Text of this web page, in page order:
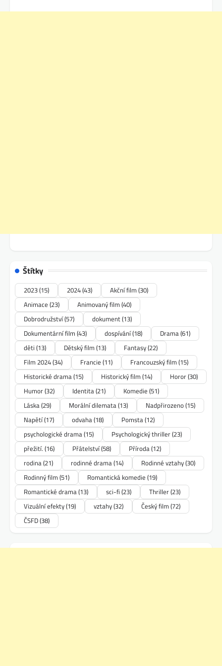
Štítky
2023(15) 2024(43) Akční film (30)
Animace (23) Animovaný film (40)
Dobrodružství(57) dokument(13)
Dokumentární film (43) dospívání(18) Drama(61)
děti (13) Dětský film (13) Fantasy(22)
Film 2024(34) Francie (11) Francouzský film (15)
Historické drama(15) Historický film (14) Horor(30)
Humor(32) Identita(21) Komedie (51)
Láska(29) Morální dilemata(13) Nadpřirozeno(15)
Napětí(17) odvaha(18) Pomsta(12)
psychologické drama(15) Psychologický thriller(23)
přežití. (16) Přátelství(58) Příroda(12)
rodina(21) rodinné drama(14) Rodinné vztahy(30)
Rodinný film (51) Romantická komedie (19)
Romantické drama(13) sci-fi (23) Thriller(23)
Vizuální efekty(19) vztahy(32) Český film (72)
ČSFD(38)